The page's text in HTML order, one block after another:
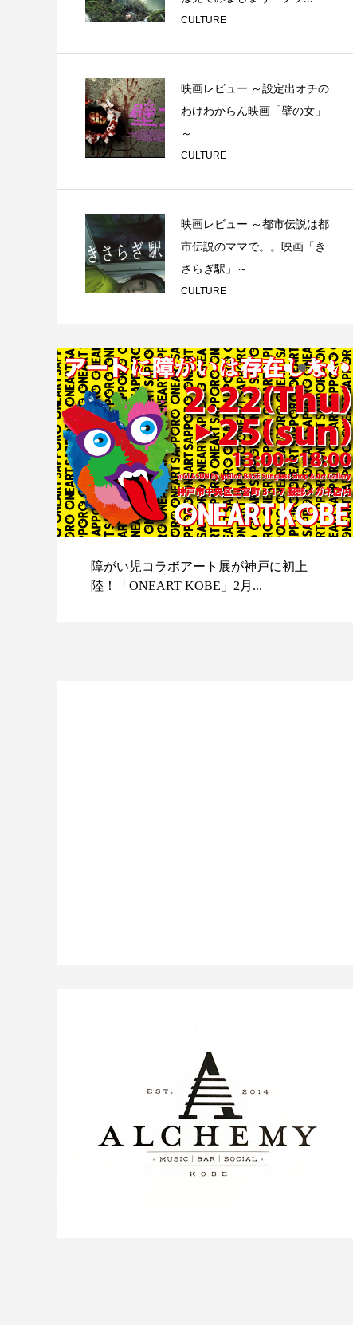
CULTURE
映画レビュー ～設定出オチの
わけわからん映画「壁の女」
～
CULTURE
映画レビュー ～都市伝説は都
市伝説のママで。。映画「き
さらぎ駅」～
CULTURE
障がい児コラボアート展が神戸に初上
陸！「ONEART KOBE」2月...